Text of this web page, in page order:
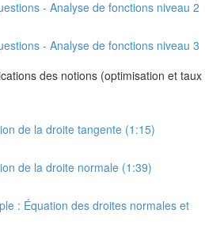
- Analyse de fonctions niveau 2
- Analyse de fonctions niveau 3
des notions (optimisation et taux
de la droite tangente (1:15)
de la droite normale (1:39)
: Équation des droites normales et